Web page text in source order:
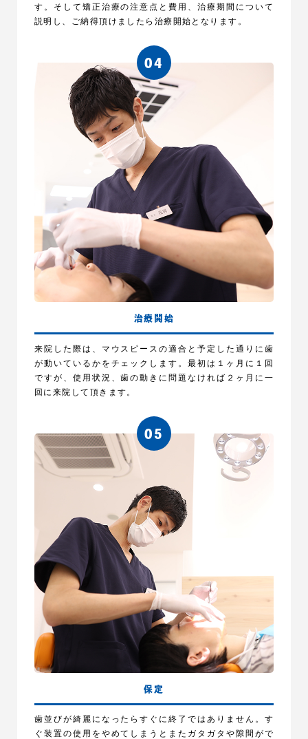
す。そして矯正治療の注意点と費用、治療期間について
説明し、ご納得頂けましたら治療開始となります。
治療開始
来院した際は、マウスピースの適合と予定した通りに歯
が動いているかをチェックします。最初は１ヶ月に１回
ですが、使用状況、歯の動きに問題なければ２ヶ月に一
回に来院して頂きます。
保定
歯並びが綺麗になったらすぐに終了ではありません。す
ぐ装置の使用をやめてしまうとまたガタガタや隙間がで